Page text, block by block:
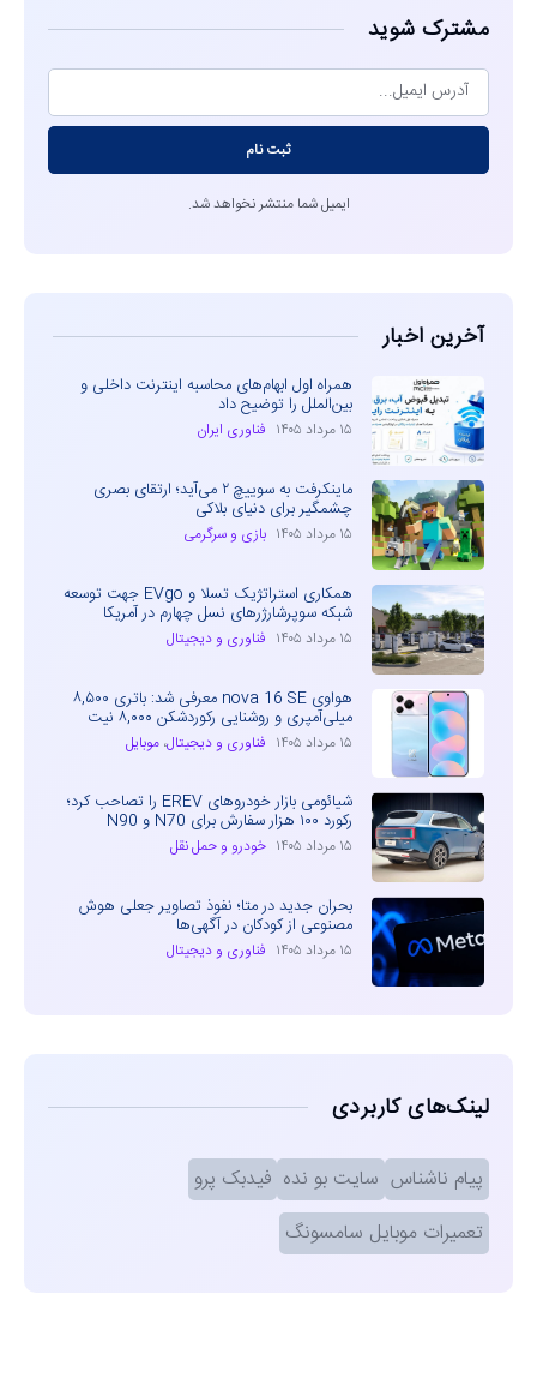
مشترک شوید
ثبت نام
ایمیل شما منتشر نخواهد شد.
آخرین اخبار
همراه اول ابهام‌های محاسبه اینترنت داخلی و
بین‌الملل را توضیح داد
۱۵ مرداد ۱۴۰۵ فناوری ایران
ماینکرفت به سوییچ ۲ می‌آید؛ ارتقای بصری
چشمگیر برای دنیای بلاکی
۱۵ مرداد ۱۴۰۵ بازی و سرگرمی
همکاری استراتژیک تسلا و EVgo جهت توسعه
شبکه سوپرشارژرهای نسل چهارم در آمریکا
۱۵ مرداد ۱۴۰۵ فناوری و دیجیتال
هواوی nova 16 SE معرفی شد: باتری ۸,۵۰۰
میلی‌آمپری و روشنایی رکوردشکن ۸,۰۰۰ نیت
۱۵ مرداد ۱۴۰۵ فناوری و دیجیتال، موبایل
شیائومی بازار خودروهای EREV را تصاحب کرد؛
رکورد ۱۰۰ هزار سفارش برای N70 و N90
۱۵ مرداد ۱۴۰۵ خودرو و حمل نقل
بحران جدید در متا؛ نفوذ تصاویر جعلی هوش
مصنوعی از کودکان در آگهی‌ها
۱۵ مرداد ۱۴۰۵ فناوری و دیجیتال
لینک‌های کاربردی
پیام ناشناس سایت بو نده فیدبک پرو
تعمیرات موبایل سامسونگ